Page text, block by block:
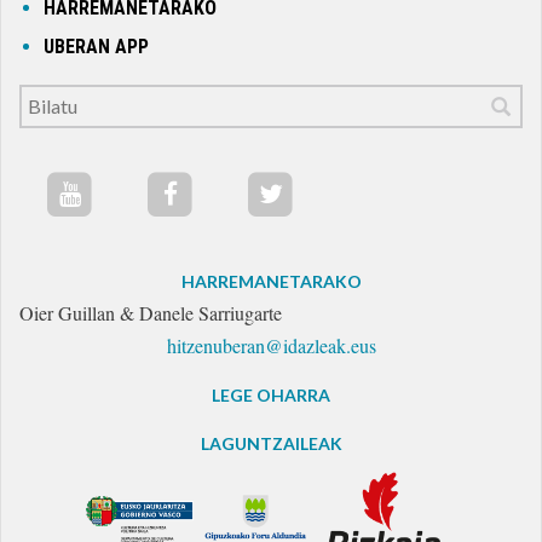
HARREMANETARAKO
UBERAN APP
HARREMANETARAKO
Oier Guillan & Danele Sarriugarte
hitzenuberan@idazleak.eus
LEGE OHARRA
LAGUNTZAILEAK